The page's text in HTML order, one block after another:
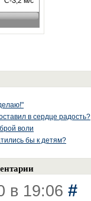
в сердце радость?
воли
бы к детям?
в 19:06 #